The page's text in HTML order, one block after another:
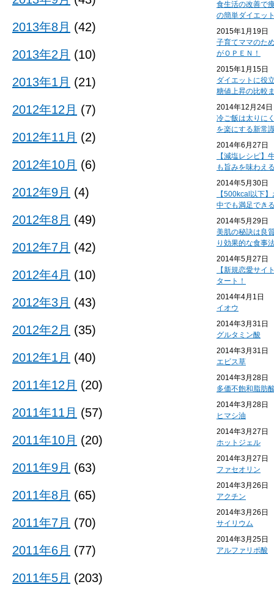
食生活の改善で
の簡単ダイエッ
2015年1月19日
子育てママのた
がＯＰＥＮ！
2015年1月15日
ダイエットに役
糖値上昇の比較
2014年12月24日
冷ご飯は太りに
を楽にする新常
2014年6月27日
【減塩レシピ】
も旨みを味わえ
2014年5月30日
【500kcal以下
中でも満足でき
2014年5月29日
美肌の秘訣は良
り効果的な食事
2014年5月27日
【新規恋愛サイ
タート！
2014年4月1日
イオウ
2014年3月31日
グルタミン酸
2014年3月31日
エビス草
2014年3月28日
多価不飽和脂肪
2014年3月28日
ヒマシ油
2014年3月27日
ホットジェル
2014年3月27日
ファセオリン
2014年3月26日
アクチン
2014年3月26日
サイリウム
2014年3月25日
アルファリポ酸
2013年8月 (42)
2013年2月 (10)
2013年1月 (21)
2012年12月 (7)
2012年11月 (2)
2012年10月 (6)
2012年9月 (4)
2012年8月 (49)
2012年7月 (42)
2012年4月 (10)
2012年3月 (43)
2012年2月 (35)
2012年1月 (40)
2011年12月 (20)
2011年11月 (57)
2011年10月 (20)
2011年9月 (63)
2011年8月 (65)
2011年7月 (70)
2011年6月 (77)
2011年5月 (203)